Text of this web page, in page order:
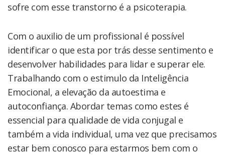
sofre com esse transtorno é a psicoterapia.
Com o auxilio de um profissional é possível
identificar o que esta por trás desse sentimento e
desenvolver habilidades para lidar e superar ele.
Trabalhando com o estimulo da Inteligência
Emocional, a elevação da autoestima e
autoconfiança. Abordar temas como estes é
essencial para qualidade de vida conjugal e
também a vida individual, uma vez que precisamos
estar bem conosco para estarmos bem com o